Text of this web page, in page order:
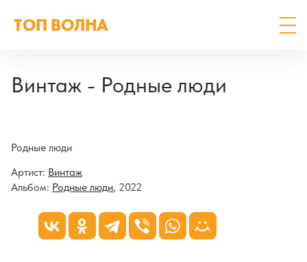
ТОП ВОЛНА
Винтаж - Родные люди
Родные люди
Артист: Винтаж
Альбом: Родные люди, 2022